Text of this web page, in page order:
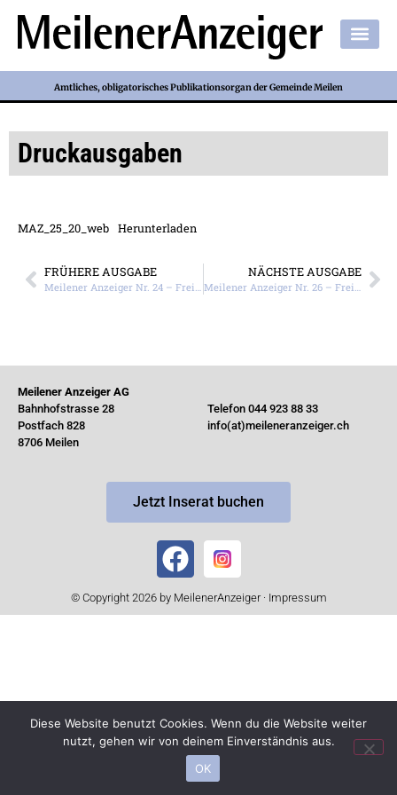
Amtliches, obligatorisches Publikationsorgan der Gemeinde Meilen
Druckausgaben
MAZ_25_20_web Herunterladen
FRÜHERE AUSGABE
Meilener Anzeiger Nr. 24 – Freitag, 12. Juni 2020
NÄCHSTE AUSGABE
Meilener Anzeiger Nr. 26 – Freitag, 26. Juni 2020
Meilener Anzeiger AG
Bahnhofstrasse 28
Postfach 828
8706 Meilen
Telefon 044 923 88 33
info(at)meileneranzeiger.ch
Jetzt Inserat buchen
© Copyright 2026 by MeilenerAnzeiger · Impressum
Diese Website benutzt Cookies. Wenn du die Website weiter
nutzt, gehen wir von deinem Einverständnis aus.
OK